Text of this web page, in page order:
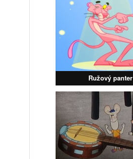
Ružový panter